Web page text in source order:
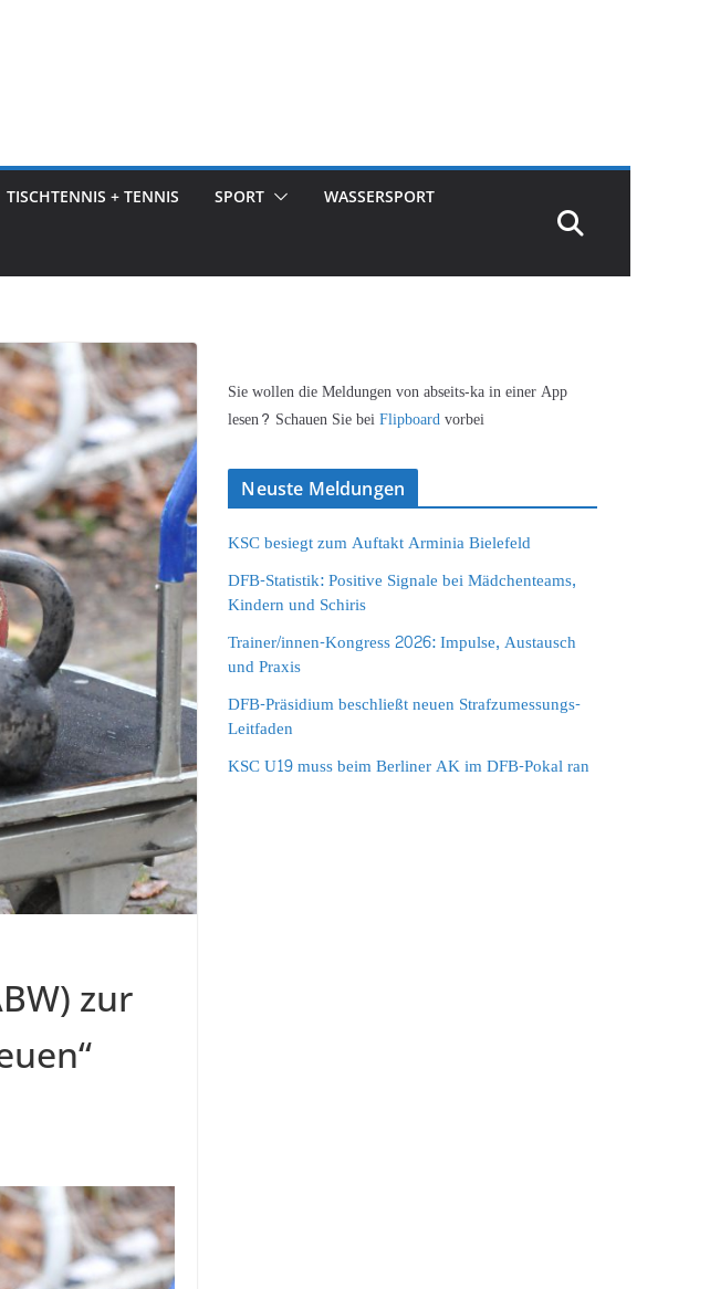
TISCHTENNIS + TENNIS SPORT WASSERSPORT
zur
Sie wollen die Meldungen von abseits-ka in einer App
lesen? Schauen Sie beiFlipboardvorbei
Neuste Meldungen
KSC besiegt zum Auftakt Arminia Bielefeld
DFB-Statistik: Positive Signale bei Mädchenteams,
Kindern und Schiris
Trainer/innen-Kongress 2026: Impulse, Austausch
und Praxis
DFB-Präsidium beschließt neuen Strafzumessungs-
Leitfaden
KSC U19 muss beim Berliner AK im DFB-Pokal ran